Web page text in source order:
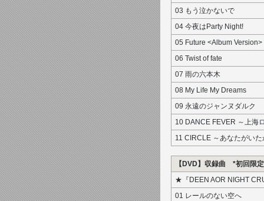
03 もう泣かないで
04 今夜はParty Night!
05 Future <Album Version>
06 Twist of fate
07 雨の六本木
08 My Life My Dreams
09 永遠のジャンヌダルク
10 DANCE FEVER ～上海
11 CIRCLE ～あなたがい
【DVD】収録曲 *初回限
★『DEEN AOR NIGHT
01 レールのない空へ